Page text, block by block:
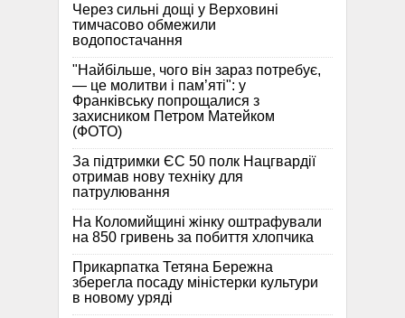
Через сильні дощі у Верховині
тимчасово обмежили
водопостачання
"Найбільше, чого він зараз потребує,
— це молитви і пам’яті": у
Франківську попрощалися з
захисником Петром Матейком
(ФОТО)
За підтримки ЄС 50 полк Нацгвардії
отримав нову техніку для
патрулювання
На Коломийщині жінку оштрафували
на 850 гривень за побиття хлопчика
Прикарпатка Тетяна Бережна
зберегла посаду міністерки культури
в новому уряді